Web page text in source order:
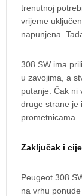
trenutnoj
vrijeme
napunjena.
308 SW ima
u zavojima, a
putanje. Čak ni
druge strane je
prometnicama.
Zaključak i
Peugeot 308
na vrhu